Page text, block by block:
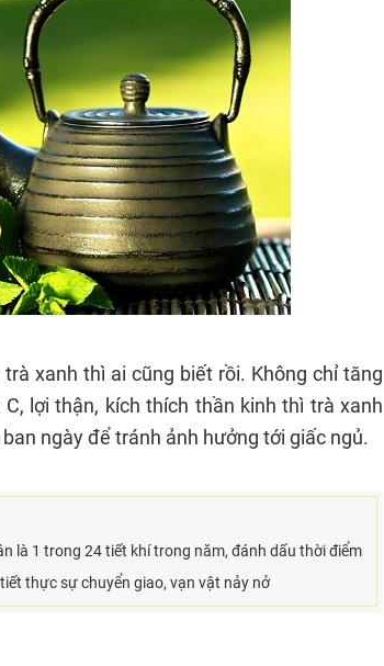
xanh thì ai cũng biết rồi. Không chỉ tăng
lợi thận, kích thích thần kinh thì trà xanh
ngày để tránh ảnh hưởng tới giấc ngủ.
là 1 trong 24 tiết khí trong năm, đánh dấu thời điểm
thực sự chuyển giao, vạn vật nảy nở